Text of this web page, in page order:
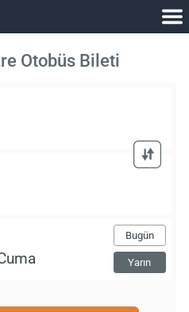
Otobüs Bileti
Bugün
Yarın